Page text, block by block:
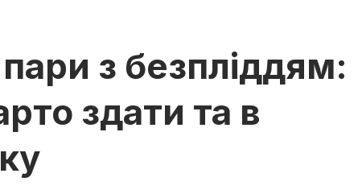
з безпліддям:
здати та в